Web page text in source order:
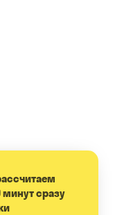
минут сразу